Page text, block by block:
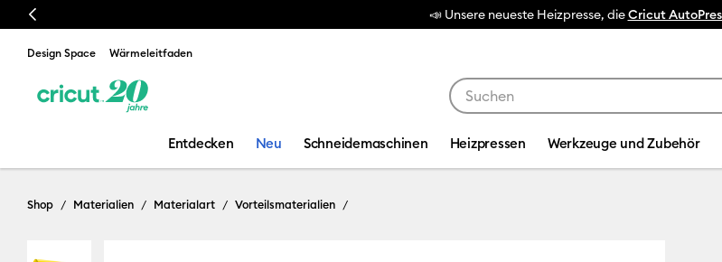
Previous
📣 Unsere neueste Heizpresse, die
Design Space Wärmeleitfaden
Entdecken Neu Schneidemaschinen Heizpressen Werkzeuge und Zubehör
Shop Materialien Materialart Vorteilsmaterialien